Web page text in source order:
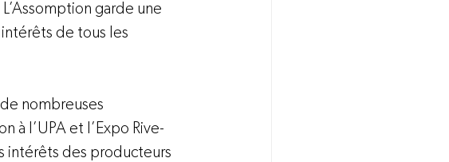
garde une
de tous les
nombreuses
à l’UPA et l’Expo Rive-
intérêts des producteurs